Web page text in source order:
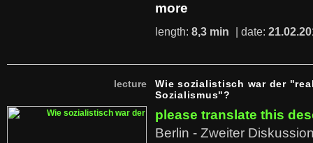
more
length: 8,3 min | date:
lecture
Wie sozialistisch war der
Sozialismus"?
please translate this
Berlin - Zweiter